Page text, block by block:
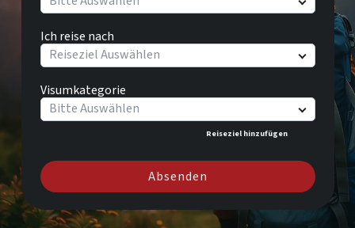
Ich reise nach
Reiseziel Auswählen
Visumkategorie
Bitte Auswählen
Reiseziel hinzufügen
Absenden